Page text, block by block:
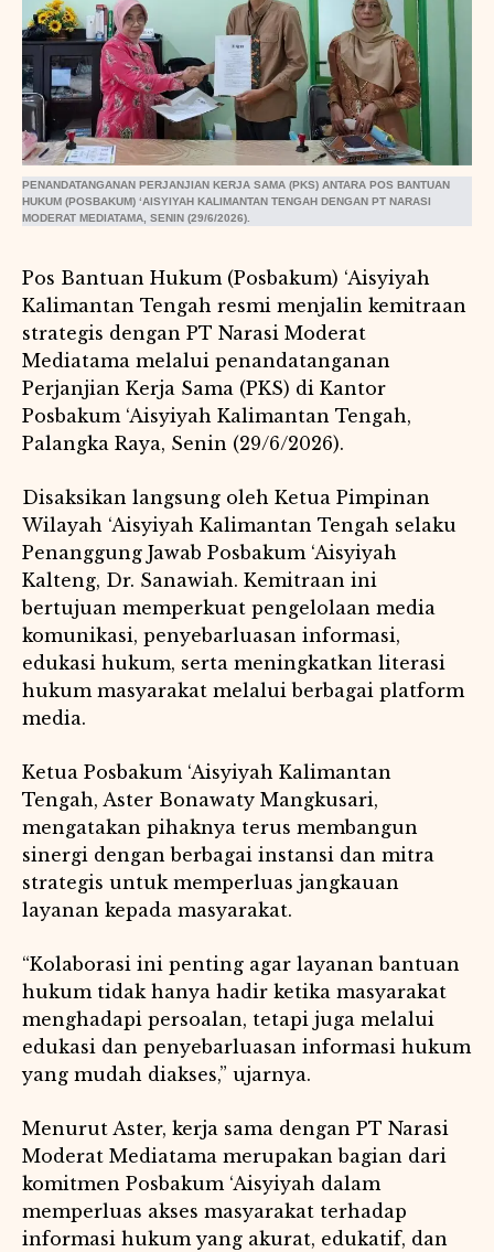
PENANDATANGANAN PERJANJIAN KERJA SAMA (PKS) ANTARA POS BANTUAN
HUKUM (POSBAKUM) ‘AISYIYAH KALIMANTAN TENGAH DENGAN PT NARASI
MODERAT MEDIATAMA, SENIN (29/6/2026).
Pos Bantuan Hukum (Posbakum) ‘Aisyiyah
Kalimantan Tengah resmi menjalin kemitraan
strategis dengan PT Narasi Moderat
Mediatama melalui penandatanganan
Perjanjian Kerja Sama (PKS) di Kantor
Posbakum ‘Aisyiyah Kalimantan Tengah,
Palangka Raya, Senin (29/6/2026).
Disaksikan langsung oleh Ketua Pimpinan
Wilayah ‘Aisyiyah Kalimantan Tengah selaku
Penanggung Jawab Posbakum ‘Aisyiyah
Kalteng, Dr. Sanawiah. Kemitraan ini
bertujuan memperkuat pengelolaan media
komunikasi, penyebarluasan informasi,
edukasi hukum, serta meningkatkan literasi
hukum masyarakat melalui berbagai platform
media.
Ketua Posbakum ‘Aisyiyah Kalimantan
Tengah, Aster Bonawaty Mangkusari,
mengatakan pihaknya terus membangun
sinergi dengan berbagai instansi dan mitra
strategis untuk memperluas jangkauan
layanan kepada masyarakat.
“Kolaborasi ini penting agar layanan bantuan
hukum tidak hanya hadir ketika masyarakat
menghadapi persoalan, tetapi juga melalui
edukasi dan penyebarluasan informasi hukum
yang mudah diakses,” ujarnya.
Menurut Aster, kerja sama dengan PT Narasi
Moderat Mediatama merupakan bagian dari
komitmen Posbakum ‘Aisyiyah dalam
memperluas akses masyarakat terhadap
informasi hukum yang akurat, edukatif, dan